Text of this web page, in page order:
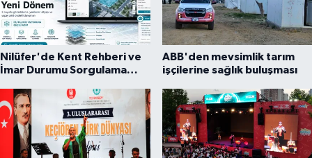
Nilüfer'de Kent Rehberi ve
İmar Durumu Sorgulama
ABB'den mevsimlik tarım
işçilerine sağlık buluşması